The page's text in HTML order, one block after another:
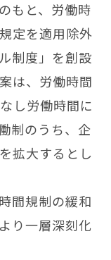
もと、労働時
定を適用除外
制度」を創設
は、労働時間
し労働時間に
制のうち、企
拡大するとし
間規制の緩和
り一層深刻化